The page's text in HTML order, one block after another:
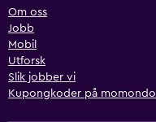
Om oss
Jobb
Mobil
Utforsk
Slik jobber vi
Kupongkoder på momondo